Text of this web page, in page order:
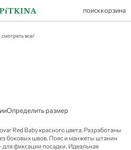
поисккорзина
смотреть все/
Определить размер
Red Baby красного цвета. Разработаны
боковых швов. Пояс и манжеты штанин
фиксации посадки. Идеальная